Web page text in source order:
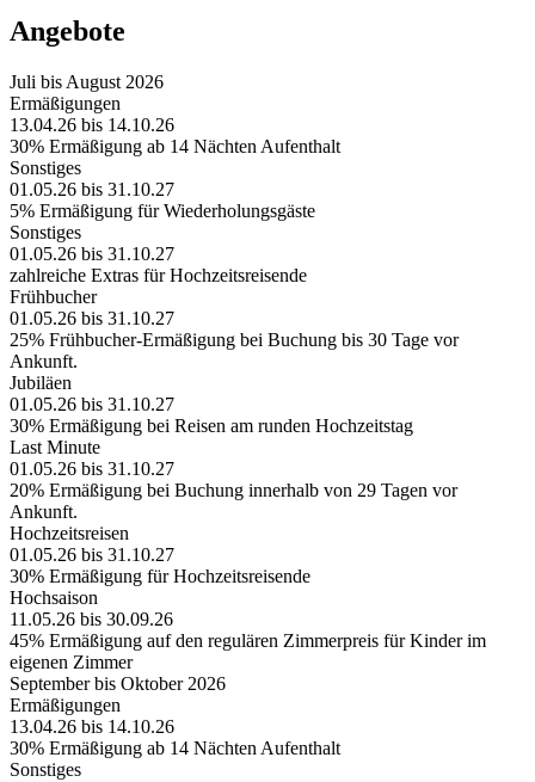
Angebote
Juli bis August 2026
Ermäßigungen
13.04.26 bis 14.10.26
30% Ermäßigung ab 14 Nächten Aufenthalt
Sonstiges
01.05.26 bis 31.10.27
5% Ermäßigung für Wiederholungsgäste
Sonstiges
01.05.26 bis 31.10.27
zahlreiche Extras für Hochzeitsreisende
Frühbucher
01.05.26 bis 31.10.27
25% Frühbucher-Ermäßigung bei Buchung bis 30 Tage vor
Ankunft.
Jubiläen
01.05.26 bis 31.10.27
30% Ermäßigung bei Reisen am runden Hochzeitstag
Last Minute
01.05.26 bis 31.10.27
20% Ermäßigung bei Buchung innerhalb von 29 Tagen vor
Ankunft.
Hochzeitsreisen
01.05.26 bis 31.10.27
30% Ermäßigung für Hochzeitsreisende
Hochsaison
11.05.26 bis 30.09.26
45% Ermäßigung auf den regulären Zimmerpreis für Kinder im
eigenen Zimmer
September bis Oktober 2026
Ermäßigungen
13.04.26 bis 14.10.26
30% Ermäßigung ab 14 Nächten Aufenthalt
Sonstiges